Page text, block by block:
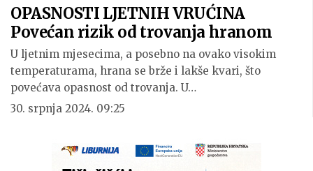
OPASNOSTI LJETNIH VRUĆINA
Povećan rizik od trovanja hranom
U ljetnim mjesecima, a posebno na ovako visokim
temperaturama, hrana se brže i lakše kvari, što
povećava opasnost od trovanja. U…
30. srpnja 2024. 09:25